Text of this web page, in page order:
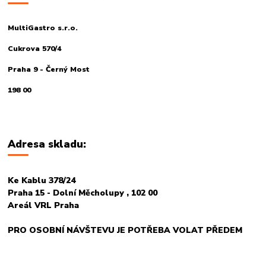
MultiGastro s.r.o.
Cukrova 570/4
Praha 9 - Černý Most
198 00
Adresa skladu:
Ke Kablu 378/24
Praha 15 - Dolní Měcholupy , 102 00
Areál VRL Praha
PRO OSOBNÍ NÁVŠTEVU JE POTŘEBA VOLAT PŘEDEM